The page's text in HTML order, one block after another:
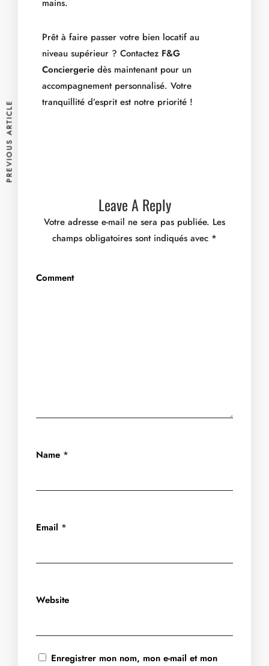
mains.
Prêt à faire passer votre bien locatif au
niveau supérieur ? Contactez F&G
Conciergerie dès maintenant pour un
accompagnement personnalisé. Votre
tranquillité d’esprit est notre priorité !
Leave A Reply
Votre adresse e-mail ne sera pas publiée. Les
champs obligatoires sont indiqués avec *
Comment
Name *
Email *
Website
Enregistrer mon nom, mon e-mail et mon
PREVIOUS ARTICLE